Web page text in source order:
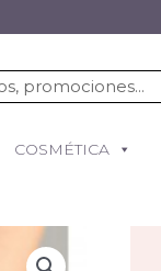
COSMÉTICA